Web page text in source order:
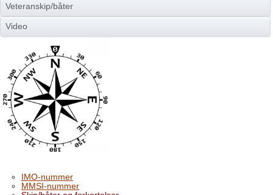
Veteranskip/båter
Video
IMO-nummer
MMSI-nummer